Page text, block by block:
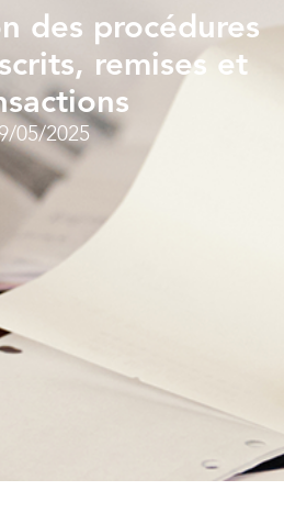
des procédures
remises et
05/2025